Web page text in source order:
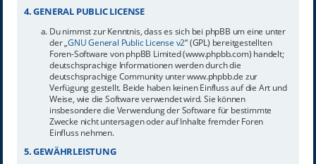
4. GENERAL PUBLIC LICENSE
Du nimmst zur Kenntnis, dass es sich bei phpBB um eine unter
der „GNU General Public License v2“ (GPL) bereitgestellten
Foren-Software von phpBB Limited (www.phpbb.com) handelt;
deutschsprachige Informationen werden durch die
deutschsprachige Community unter www.phpbb.de zur
Verfügung gestellt. Beide haben keinen Einfluss auf die Art und
Weise, wie die Software verwendet wird. Sie können
insbesondere die Verwendung der Software für bestimmte
Zwecke nicht untersagen oder auf Inhalte fremder Foren
Einfluss nehmen.
5. GEWÄHRLEISTUNG